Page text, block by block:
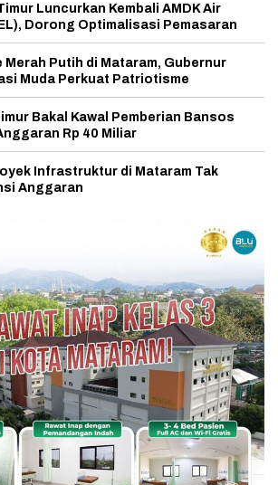
Luncurkan Kembali AMDK Air
Dorong Optimalisasi Pemasaran
Merah Putih di Mataram, Gubernur
Muda Perkuat Patriotisme
Bakal Kawal Pemberian Bansos
Rp 40 Miliar
Infrastruktur di Mataram Tak
Anggaran